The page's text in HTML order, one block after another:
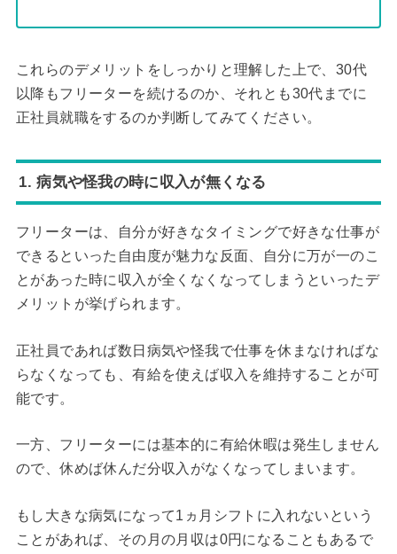
これらのデメリットをしっかりと理解した上で、30代
以降もフリーターを続けるのか、それとも30代までに
正社員就職をするのか判断してみてください。
1. 病気や怪我の時に収入が無くなる
フリーターは、自分が好きなタイミングで好きな仕事が
できるといった自由度が魅力な反面、自分に万が一のこ
とがあった時に収入が全くなくなってしまうといったデ
メリットが挙げられます。
正社員であれば数日病気や怪我で仕事を休まなければな
らなくなっても、有給を使えば収入を維持することが可
能です。
一方、フリーターには基本的に有給休暇は発生しません
ので、休めば休んだ分収入がなくなってしまいます。
もし大きな病気になって1ヵ月シフトに入れないという
ことがあれば、その月の月収は0円になることもあるで